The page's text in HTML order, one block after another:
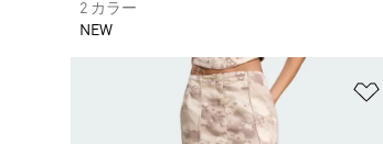
2 カラー
NEW